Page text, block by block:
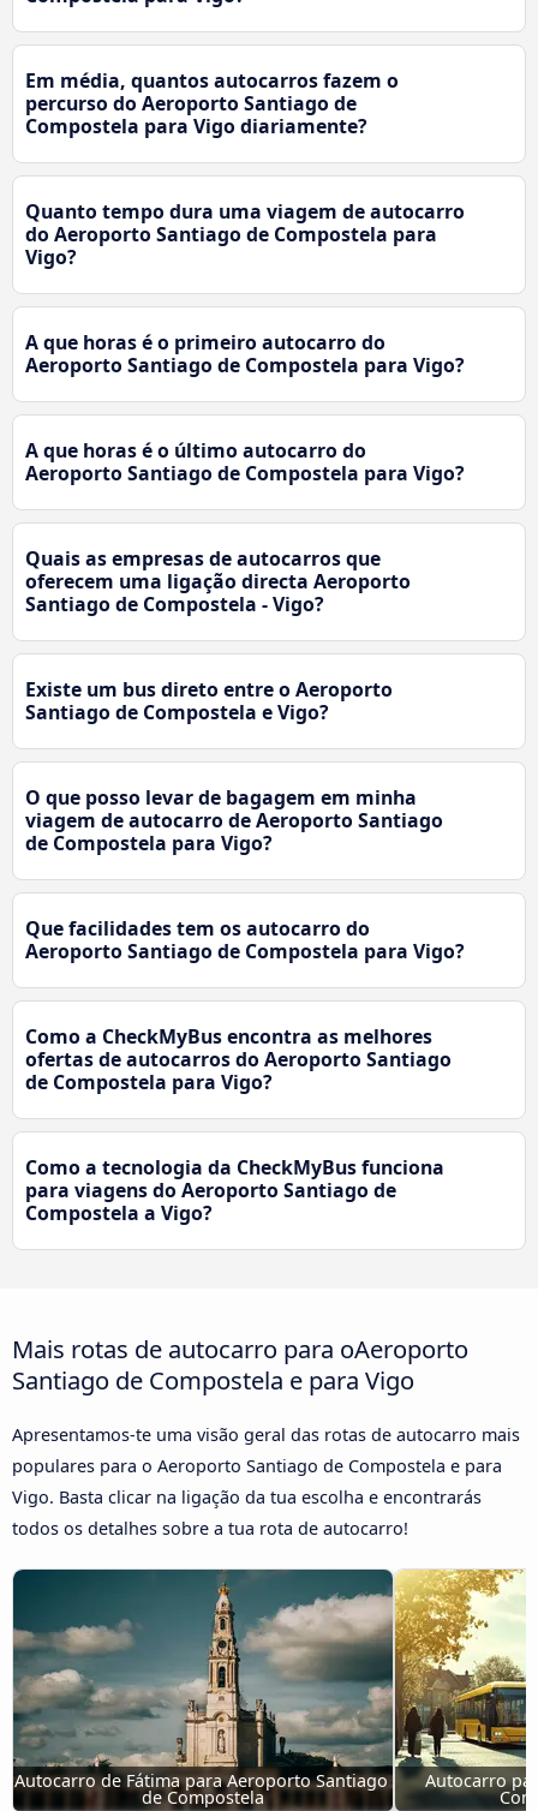
Em média, quantos autocarros fazem o
percurso do Aeroporto Santiago de
Compostela para Vigo diariamente?
Quanto tempo dura uma viagem de autocarro
do Aeroporto Santiago de Compostela para
Vigo?
A que horas é o primeiro autocarro do
Aeroporto Santiago de Compostela para Vigo?
A que horas é o último autocarro do
Aeroporto Santiago de Compostela para Vigo?
Quais as empresas de autocarros que
oferecem uma ligação directa Aeroporto
Santiago de Compostela - Vigo?
Existe um bus direto entre o Aeroporto
Santiago de Compostela e Vigo?
O que posso levar de bagagem em minha
viagem de autocarro de Aeroporto Santiago
de Compostela para Vigo?
Que facilidades tem os autocarro do
Aeroporto Santiago de Compostela para Vigo?
Como a CheckMyBus encontra as melhores
ofertas de autocarros do Aeroporto Santiago
de Compostela para Vigo?
Como a tecnologia da CheckMyBus funciona
para viagens do Aeroporto Santiago de
Compostela a Vigo?
Mais rotas de autocarro para oAeroporto
Santiago de Compostela e para Vigo
Apresentamos-te uma visão geral das rotas de autocarro mais
populares para o Aeroporto Santiago de Compostela e para
Vigo. Basta clicar na ligação da tua escolha e encontrarás
todos os detalhes sobre a tua rota de autocarro!
Autocarro de Fátima para Aeroporto Santiago
de Compostela
Autocarro